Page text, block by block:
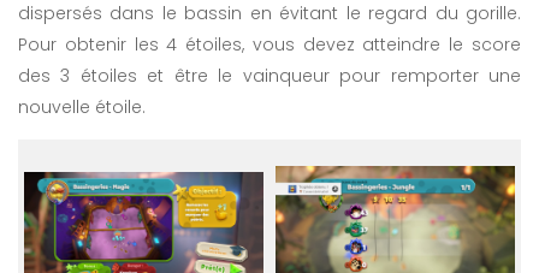
dispersés dans le bassin en évitant le regard du gorille.
Pour obtenir les 4 étoiles, vous devez atteindre le score
des 3 étoiles et être le vainqueur pour remporter une
nouvelle étoile.